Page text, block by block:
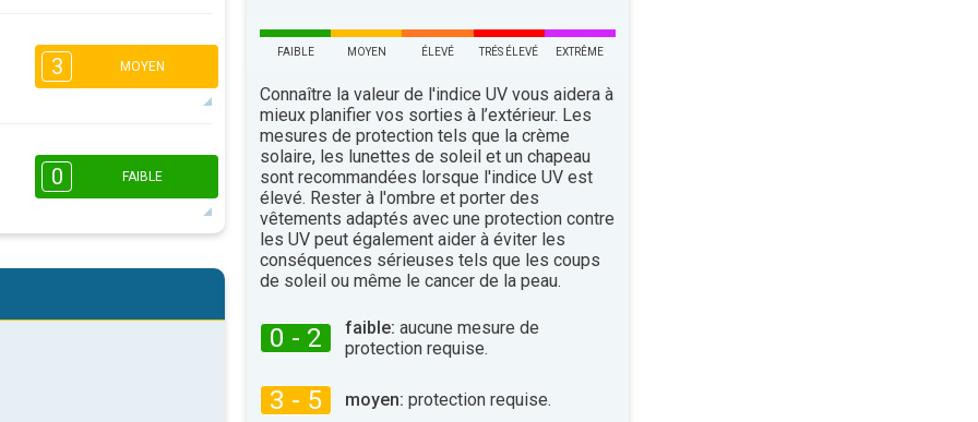
16:00
9°
3 MOYEN
16:00
0 FAIBLE
16:00 18:00
FAIBLE MOYEN ÉLEVÉ TRÉS ÉLEVÉ EXTRÊME
Connaître la valeur de l'indice UV vous aidera à
mieux planifier vos sorties à l’extérieur. Les
mesures de protection tels que la crème
solaire, les lunettes de soleil et un chapeau
sont recommandées lorsque l'indice UV est
élevé. Rester à l'ombre et porter des
vêtements adaptés avec une protection contre
les UV peut également aider à éviter les
conséquences sérieuses tels que les coups
de soleil ou même le cancer de la peau.
0 - 2 faible: aucune mesure de
protection requise.
3 - 5 moyen: protection requise.